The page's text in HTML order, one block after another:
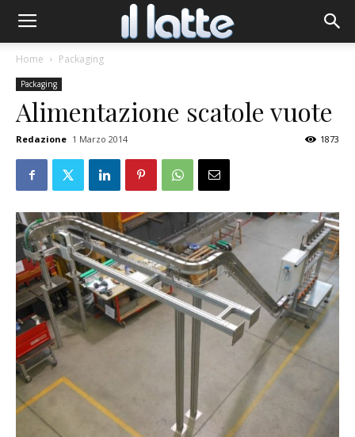
Home Packaging
Packaging
Alimentazione scatole vuote
Redazione 1 Marzo 2014 1873